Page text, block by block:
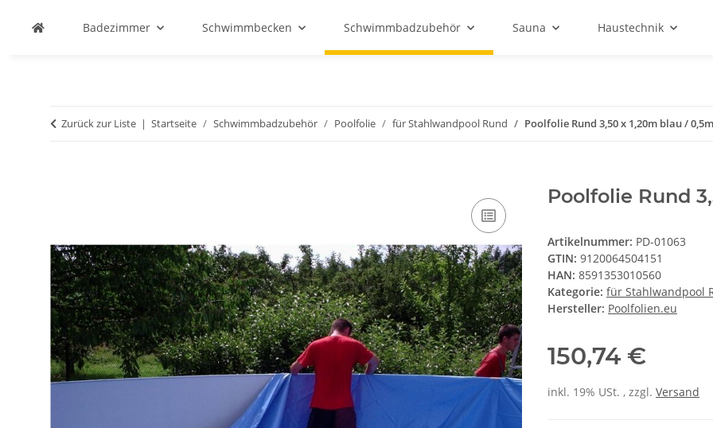
Badezimmer Schwimmbecken Schwimmbadzubehör Sauna Haustechnik
Zurück zur Liste Startseite Schwimmbadzubehör Poolfolie für Stahlwandpool Rund Poolfolie Rund 3,50 x 1,20m blau /
Poolfolie Rund
Artikelnummer: PD-01063
GTIN: 9120064504151
HAN: 8591353010560
Kategorie: für Stahlwandpool
Hersteller: Poolfolien.eu
150,74 €
inkl. 19% USt. , zzgl. Versand